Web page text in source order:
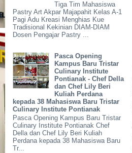
Tiga Tim Mahasiswa
Pastry Art Akpar Majapahit Kelas A-1
Pagi Adu Kreasi Menghias Kue
Tradisional Kekinian DIAM-DIAM
Dosen Pengajar Pastry ...
Pasca Opening
Kampus Baru Tristar
Culinary Institute
Pontianak - Chef Della
dan Chef Lily Beri
Kuliah Perdana
kepada 38 Mahasiswa Baru Tristar
Culinary Institute Pontianak
Pasca Opening Kampus Baru Tristar
Culinary Institute Pontianak Chef
Della dan Chef Lily Beri Kuliah
Perdana kepada 38 Mahasiswa Baru
Tr...